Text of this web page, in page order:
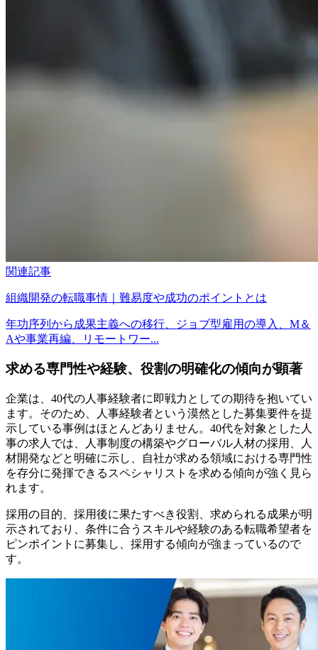
関連記事
組織開発の転職事情｜難易度や成功のポイントとは
年功序列から成果主義への移行、ジョブ型雇用の導入、M＆
Aや事業再編、リモートワー...
求める専門性や経験、役割の明確化の傾向が顕著
企業は、40代の人事経験者に即戦力としての期待を抱いてい
ます。そのため、人事経験者という漠然とした募集要件を提
示している事例はほとんどありません。40代を対象とした人
事の求人では、人事制度の構築やグローバル人材の採用、人
材開発などと明確に示し、自社が求める領域における専門性
を存分に発揮できるスペシャリストを求める傾向が強く見ら
れます。
採用の目的、採用後に果たすべき役割、求められる成果が明
示されており、条件に合うスキルや経験のある転職希望者を
ピンポイントに募集し、採用する傾向が強まっているので
す。